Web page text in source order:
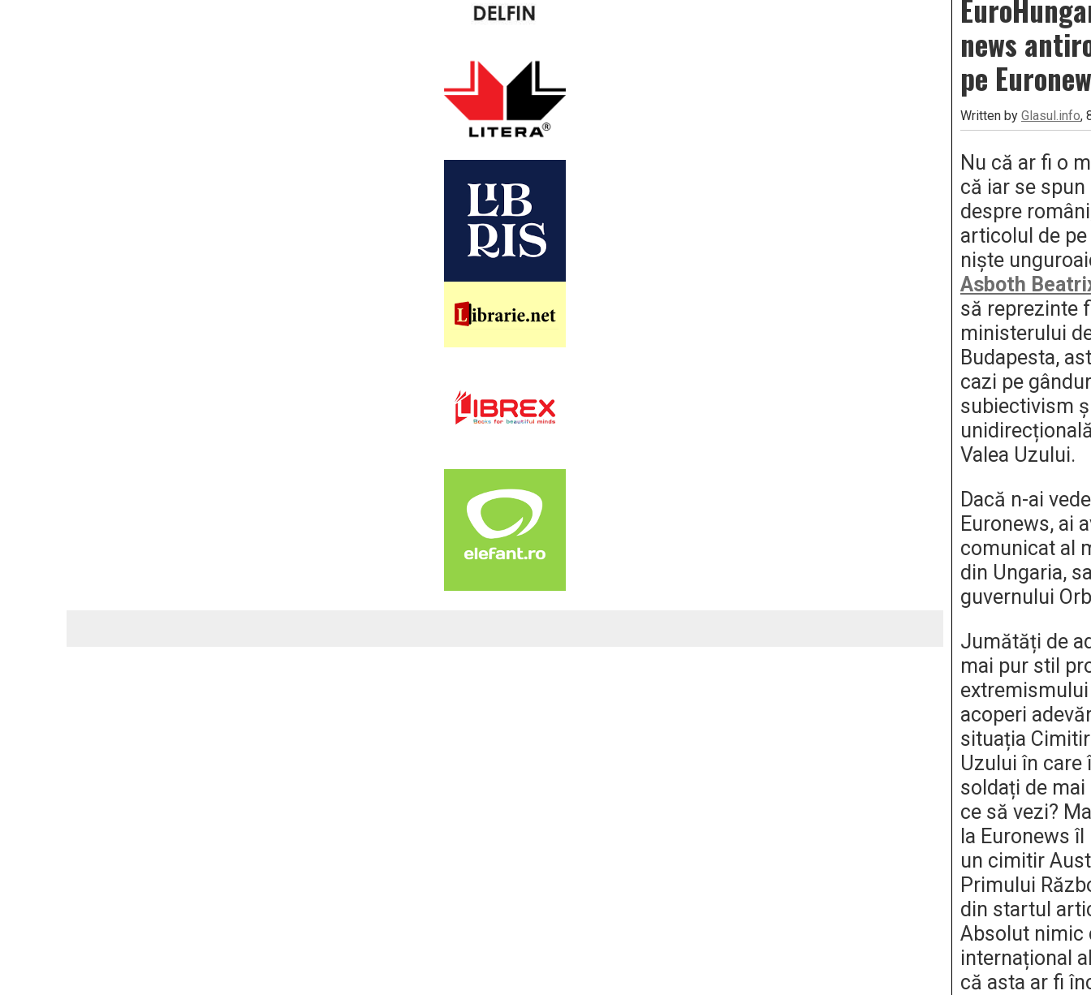
news
pe
Written by Glasul.info,
Nu că ar fi o
că iar se
despre
articolul de pe
niște
Asboth
să reprezinte
ministerului
Budapesta,
cazi pe
subiectivism
Valea Uzului.
Dacă n-ai
Euronews, ai
comunicat al
din Ungaria,
guvernului
Jumătăți de
mai pur stil
acoperi
situația
Uzului în
soldați de
ce să vezi?
la Euronews îl
un cimitir
Primului
din startul
Absolut nimic
internațional
că asta ar fi